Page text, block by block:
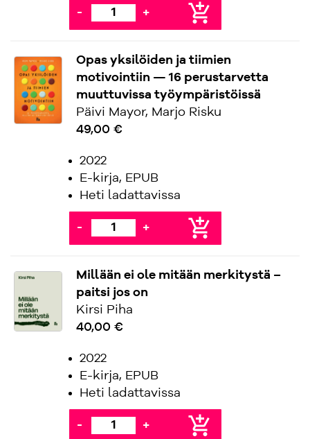
- + add_shopping_cart
Opas yksilöiden ja tiimien
motivointiin — 16 perustarvetta
muuttuvissa työympäristöissä
Päivi Mayor, Marjo Risku
49,00 €
2022
E-kirja, EPUB
Heti ladattavissa
- + add_shopping_cart
Millään ei ole mitään merkitystä –
paitsi jos on
Kirsi Piha
40,00 €
2022
E-kirja, EPUB
Heti ladattavissa
- + add_shopping_cart